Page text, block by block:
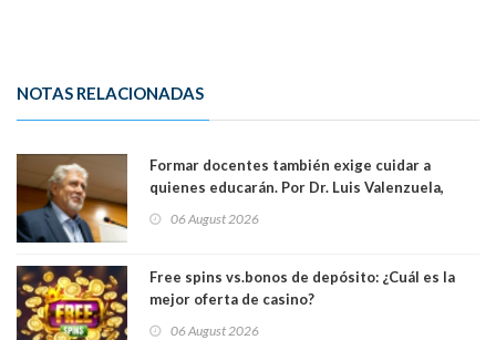
NOTAS RELACIONADAS
Formar docentes también exige cuidar a
quienes educarán. Por Dr. Luis Valenzuela,
Académicos U. Católica Silva Henríquez
06 August 2026
Free spins vs.bonos de depósito: ¿Cuál es la
mejor oferta de casino?
06 August 2026